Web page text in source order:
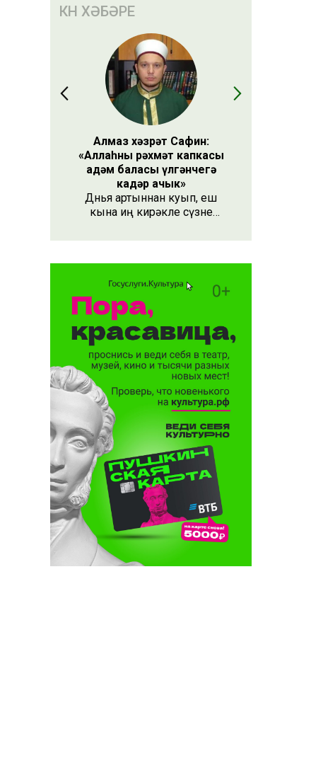
КӨН ХӘБӘРЕ
Алмаз хәзрәт Сафин:
«Аллаһның рәхмәт капкасы
адәм баласы үлгәнчегә
кадәр ачык»
Дөнья артыннан куып, еш
кына иң кирәкле сүзне
сүзе бу. Әлеге сүзне күршең
тиешле, чөнки кеше бөтен
яшәеше, барлыгы белән Аңа
бурычлы.